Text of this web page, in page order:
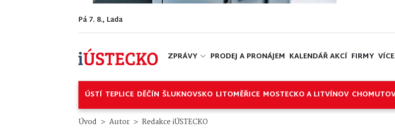
Pá 7. 8., Lada
ZPRÁVY PRODEJ A PRONÁJEM KALENDÁŘ AKCÍ FIRMY VÍCE
ÚSTÍ TEPLICE DĚČÍN ŠLUKNOVSKO LITOMĚŘICE MOSTECKO A LITVÍNOV
Úvod Autor Redakce iÚSTECKO